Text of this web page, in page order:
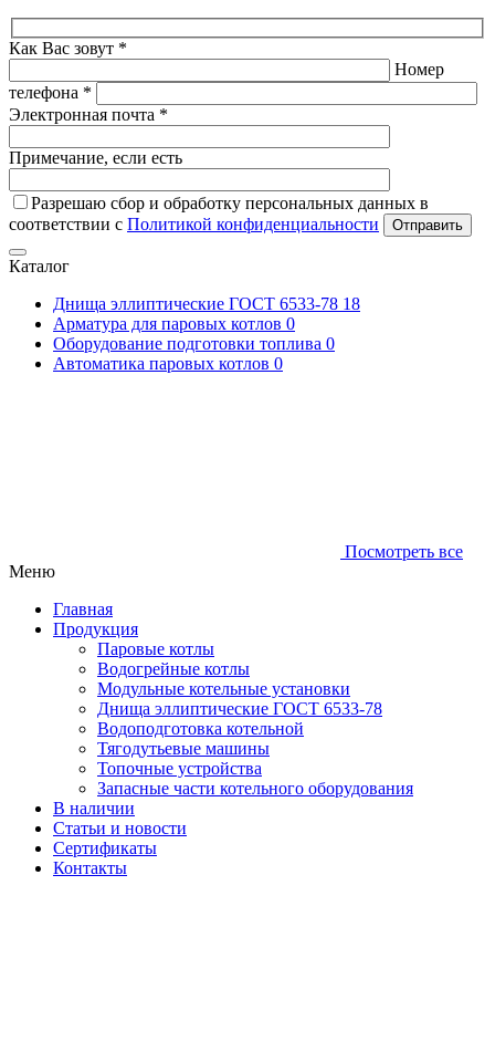
Как Вас зовут *
Номер
телефона *
Электронная почта *
Примечание, если есть
Разрешаю сбор и обработку персональных данных в
соответствии с Политикой конфиденциальности Отправить
Каталог
Днища эллиптические ГОСТ 6533-78 18
Арматура для паровых котлов 0
Оборудование подготовки топлива 0
Автоматика паровых котлов 0
Посмотреть все
Меню
Главная
Продукция
Паровые котлы
Водогрейные котлы
Модульные котельные установки
Днища эллиптические ГОСТ 6533-78
Водоподготовка котельной
Тягодутьевые машины
Топочные устройства
Запасные части котельного оборудования
В наличии
Статьи и новости
Сертификаты
Контакты